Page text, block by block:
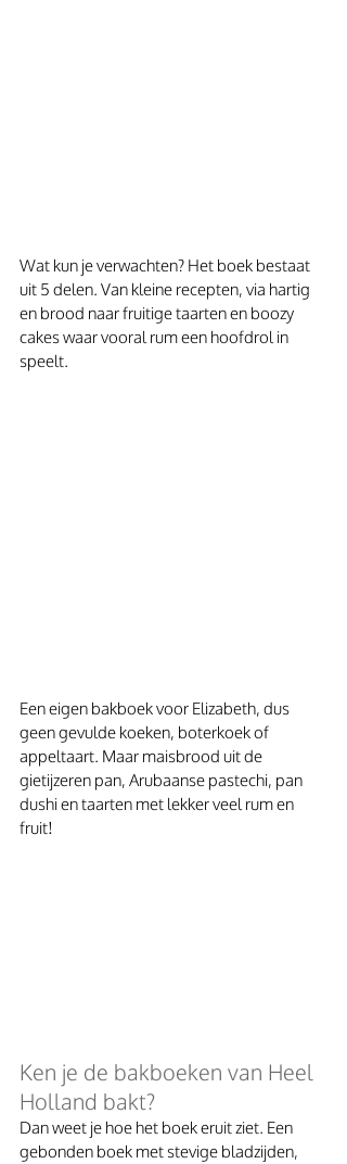
Wat kun je verwachten? Het boek bestaat
uit 5 delen. Van kleine recepten, via hartig
en brood naar fruitige taarten en boozy
cakes waar vooral rum een hoofdrol in
speelt.
Een eigen bakboek voor Elizabeth, dus
geen gevulde koeken, boterkoek of
appeltaart. Maar maisbrood uit de
gietijzeren pan, Arubaanse pastechi, pan
dushi en taarten met lekker veel rum en
fruit!
Ken je de bakboeken van Heel
Holland bakt?
Dan weet je hoe het boek eruit ziet. Een
gebonden boek met stevige bladzijden,